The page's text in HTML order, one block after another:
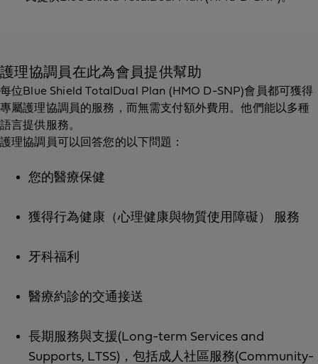
護理協調員在此為會員提供幫助
每位Blue Shield TotalDual Plan (HMO D-SNP)會員都可獲得
專屬護理協調員的服務，而無需支付額外費用。他們能以多種
語言提供服務。
護理協調員可以回答您的以下問題：
您的醫療保健
獲得行為健康（心理健康與物質使用障礙） 服務
牙科福利
醫療約診的交通接送
長期服務與支援(Long-term Services and
Supports, LTSS)，包括成人社區服務(Community-